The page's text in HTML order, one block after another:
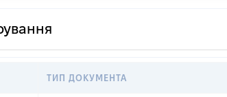
ТИП ДОКУМЕНТА